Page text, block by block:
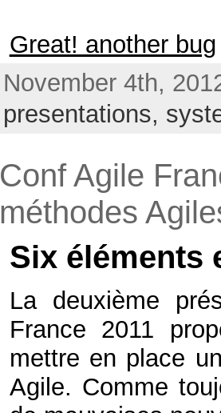
Great! another bug
November 4th,
presentations,
Conf Agile
méthodes
Six éléments
La deuxième
France 2011
mettre en place
Agile. Comme